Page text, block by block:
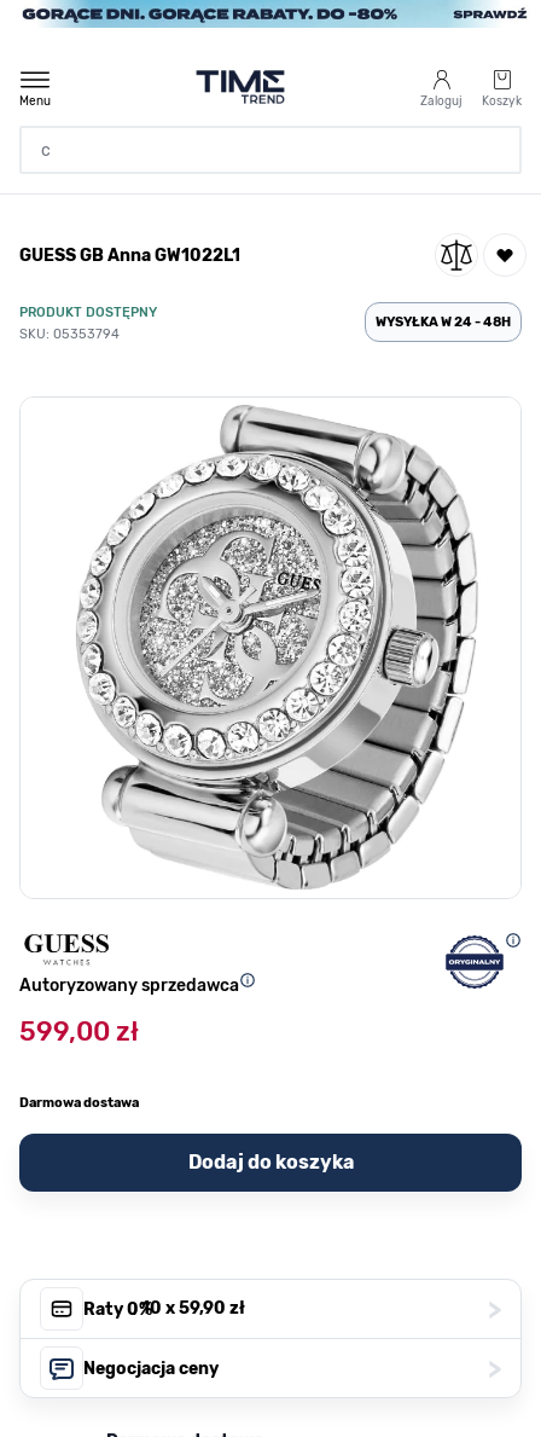
Przejdź do treści
Zaloguj Koszyk
Menu
/
GUESS GB Anna GW1022L1
GUESS GB Anna GW1022L1
PRODUKT DOSTĘPNY
SKU: 05353794
WYSYŁKA W 24 - 48H
Autoryzowany sprzedawca
599,00 zł
Darmowa dostawa
Dodaj do koszyka
Raty 0%, 10 x59,90 zł >
Negocjacja ceny >